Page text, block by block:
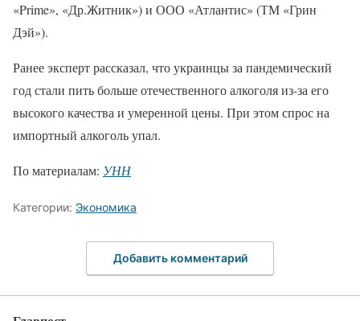
«Prime», «Др.Житник») и ООО «Атлантис» (ТМ «Грин
Дэй»).
Ранее эксперт рассказал, что украинцы за пандемический
год стали пить больше отечественного алкоголя из-за его
высокого качества и умеренной цены. При этом спрос на
импортный алкоголь упал.
По материалам: УНН
Категории: Экономика
Добавить комментарий